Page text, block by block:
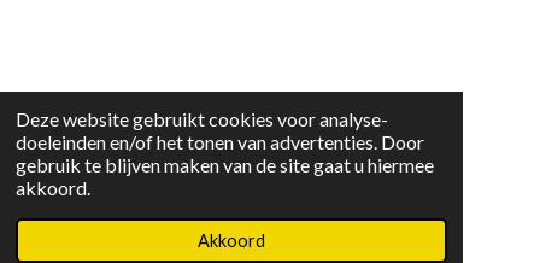
Deze website gebruikt cookies voor analyse-
doeleinden en/of het tonen van advertenties. Door
gebruik te blijven maken van de site gaat u hiermee
akkoord.
Akkoord